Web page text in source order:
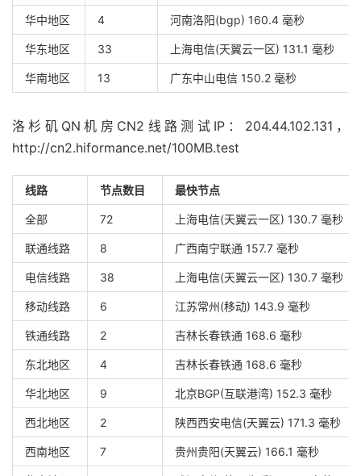
华中地区 4 河南洛阳(bgp) 160.4 毫秒
华东地区 33 上海电信(天翼云一区) 131.1 毫秒
华南地区 13 广东中山电信 150.2 毫秒
洛杉矶QN机房CN2线路测试IP：204.44.102.131，
http://cn2.hiformance.net/100MB.test
线路 节点数目 最快节点
全部 72 上海电信(天翼云一区) 130.7 毫秒
联通线路 8 广西南宁联通 157.7 毫秒
电信线路 38 上海电信(天翼云一区) 130.7 毫秒
移动线路 6 江苏常州(移动) 143.9 毫秒
铁通线路 2 吉林长春铁通 168.6 毫秒
东北地区 4 吉林长春铁通 168.6 毫秒
华北地区 9 北京BGP(互联港湾) 152.3 毫秒
西北地区 2 陕西西安电信(天翼云) 171.3 毫秒
西南地区 7 贵州贵阳(天翼云) 166.1 毫秒